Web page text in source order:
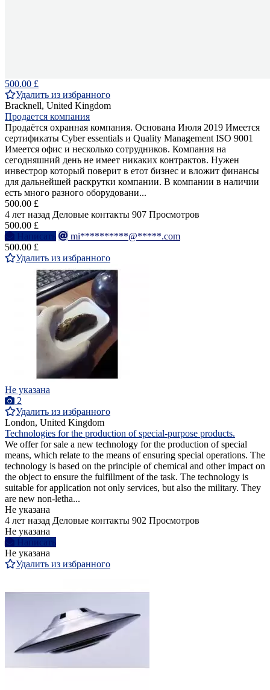
500.00 £
Удалить из избранного
Bracknell, United Kingdom
Продается компания
Продаётся охранная компания. Основана Июля 2019 Имеется
сертификаты Cyber essentials и Quality Management ISO 9001
Имеется офис и несколько сотрудников. Компания на
сегодняшний день не имеет никаких контрактов. Нужен
инвестрор который поверит в етот бизнес и вложит финансы
для дальнейшей раскрутки компании. В компании в наличии
есть много разного оборудовани...
500.00 £
4 лет назад Деловые контакты 907 Просмотров
500.00 £
Написать
mi**********@*****.com
500.00 £
Удалить из избранного
Не указана
2
Удалить из избранного
London, United Kingdom
Technologies for the production of special-purpose products.
We offer for sale a new technology for the production of special
means, which relate to the means of ensuring special operations. The
technology is based on the principle of chemical and other impact on
the object to ensure the fulfillment of the task. The technology is
suitable for application not only services, but also the military. They
are new non-letha...
Не указана
4 лет назад Деловые контакты 902 Просмотров
Не указана
Написать
Не указана
Удалить из избранного